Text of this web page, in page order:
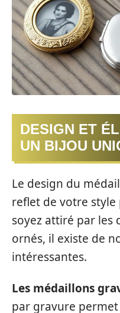
DESIGN ET
UN BIJOU
Le design du
reflet de votre style
soyez attiré par les
ornés, il existe de
intéressantes.
Les médaillons
par gravure